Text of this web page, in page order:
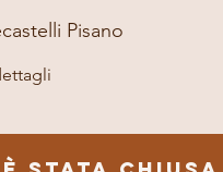
Pisano